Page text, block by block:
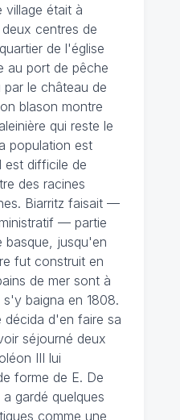
village était à
centres de
de l'église
au port de pêche
le château de
blason montre
qui reste le
population est
est difficile de
des racines
Biarritz faisait —
— partie
basque, jusqu'en
fut construit en
de mer sont à
baigna en 1808.
décida d'en faire sa
séjourné deux
III lui
forme de E. De
gardé quelques
comme une